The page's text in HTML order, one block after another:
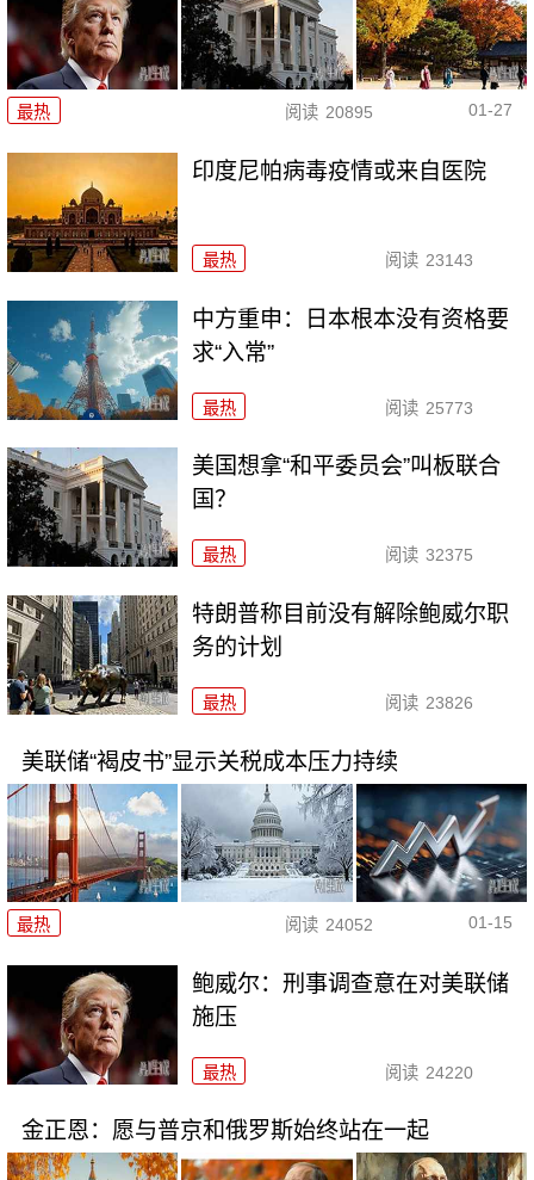
最热 阅读 20895 01-27
印度尼帕病毒疫情或来自医院
最热 阅读 23143
中方重申：日本根本没有资格要
求“入常”
最热 阅读 25773
美国想拿“和平委员会”叫板联合
国？
最热 阅读 32375
特朗普称目前没有解除鲍威尔职
务的计划
最热 阅读 23826
美联储“褐皮书”显示关税成本压力持续
最热 阅读 24052 01-15
鲍威尔：刑事调查意在对美联储
施压
最热 阅读 24220
金正恩：愿与普京和俄罗斯始终站在一起